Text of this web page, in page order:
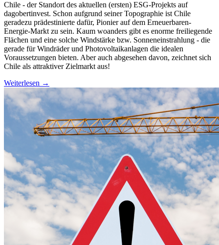
Chile - der Standort des aktuellen (ersten) ESG-Projekts auf
dagobertinvest. Schon aufgrund seiner Topographie ist Chile
geradezu prädestinierte dafür, Pionier auf dem Erneuerbaren-
Energie-Markt zu sein. Kaum woanders gibt es enorme freiliegende
Flächen und eine solche Windstärke bzw. Sonneneinstrahlung - die
gerade für Windräder und Photovoltaikanlagen die idealen
Voraussetzungen bieten. Aber auch abgesehen davon, zeichnet sich
Chile als attraktiver Zielmarkt aus!
Weiterlesen →